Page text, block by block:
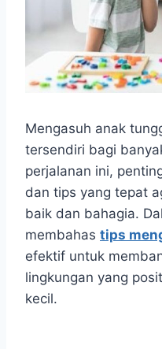
Mengasuh anak
tersendiri bagi
perjalanan ini,
dan tips yang tepat
baik dan bahagia.
membahas tips
efektif untuk
lingkungan yang
kecil.